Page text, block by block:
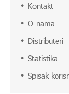
Kontakt
O nama
Distributeri
Statistika
Spisak